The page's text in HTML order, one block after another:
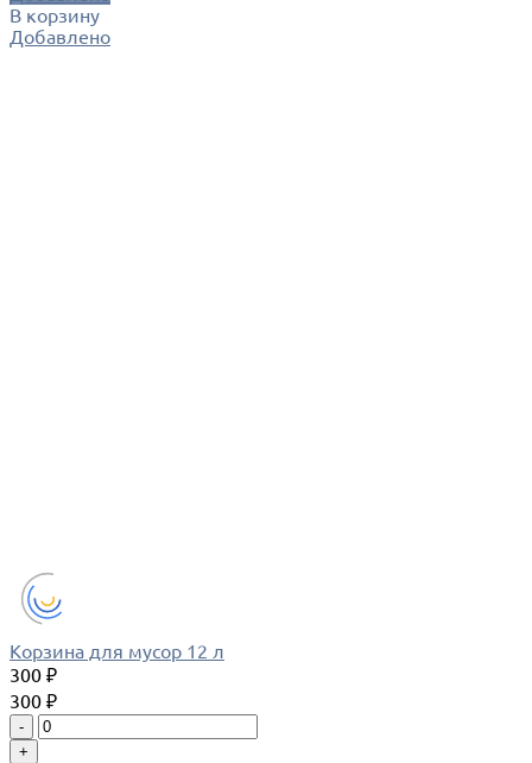
В корзину
Добавлено
Корзина для мусор 12 л
300 ₽
300 ₽
-
+